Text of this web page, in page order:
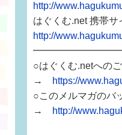
http://
はぐくむ.net 携帯サ
http://
○はぐくむ.netへの
→
https://
○このメルマガのバ
→
http://